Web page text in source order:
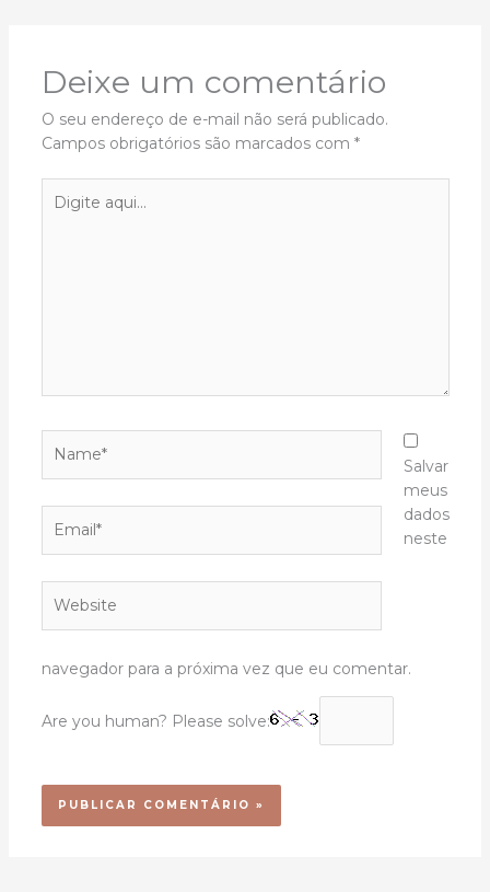
Deixe um comentário
O seu endereço de e-mail não será publicado.
Campos obrigatórios são marcados com *
aqui...
Salvar
meus
dados
neste
navegador para a próxima vez que eu comentar.
Are you human? Please solve: